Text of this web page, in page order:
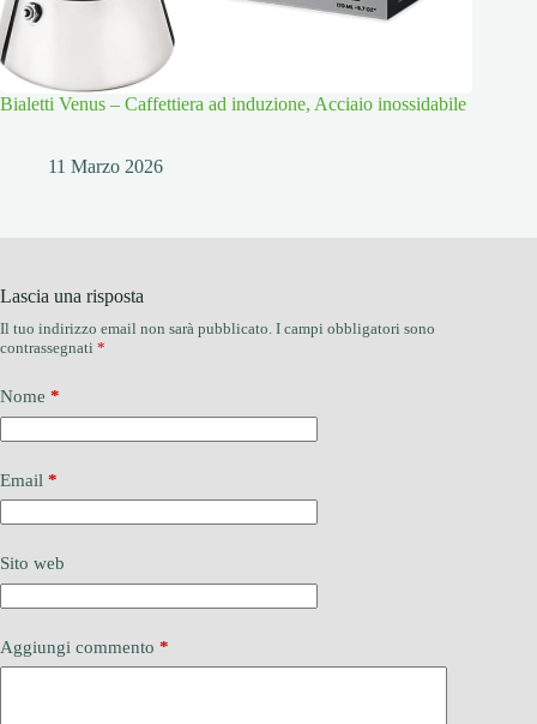
Bialetti Venus – Caffettiera ad induzione, Acciaio inossidabile
11 Marzo 2026
Lascia una risposta
Il tuo indirizzo email non sarà pubblicato. I campi obbligatori sono
contrassegnati *
Nome *
Email *
Sito web
Aggiungi commento *